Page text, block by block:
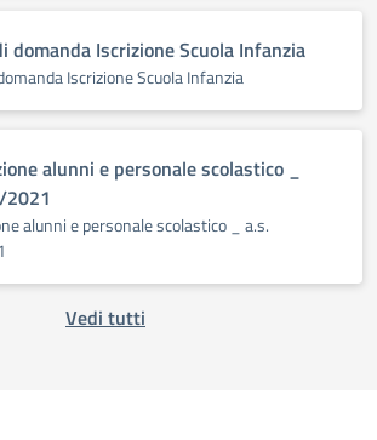
domanda Iscrizione Scuola Infanzia
Iscrizione Scuola Infanzia
alunni e personale scolastico _
2021
alunni e personale scolastico _ a.s.
Vedi tutti